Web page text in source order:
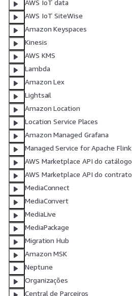
AWS IoT data
AWS IoT SiteWise
Amazon Keyspaces
Kinesis
AWS KMS
Lambda
Amazon Lex
Lightsail
Amazon Location
Location Service Places
Amazon Managed Grafana
Managed Service for Apache Flink
AWS Marketplace API do catálogo
AWS Marketplace API do contrato
MediaConnect
MediaConvert
MediaLive
MediaPackage
Migration Hub
Amazon MSK
Neptune
Organizações
Central de Parceiros